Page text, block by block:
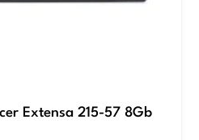
Extensa 215-57 8Gb